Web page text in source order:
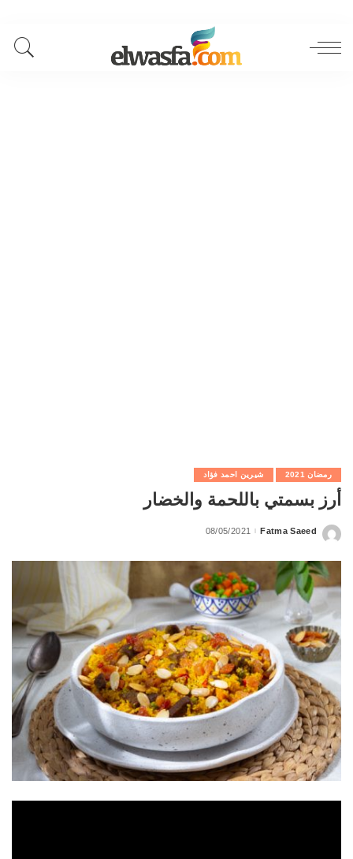
رمضان 2021 شيرين احمد فؤاد
أرز بسمتي باللحمة والخضار
Posted
Fatma Saeed
08/05/2021